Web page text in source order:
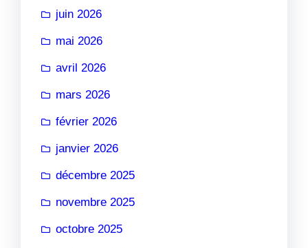
juin 2026
mai 2026
avril 2026
mars 2026
février 2026
janvier 2026
décembre 2025
novembre 2025
octobre 2025